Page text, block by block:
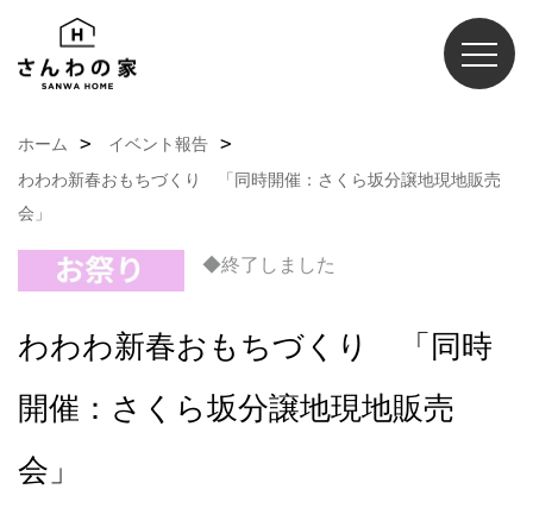
ホーム
イベント報告
わわわ新春おもちづくり 「同時開催：さくら坂分譲地現地販売
会」
◆終了しました
わわわ新春おもちづくり 「同時
開催：さくら坂分譲地現地販売
会」